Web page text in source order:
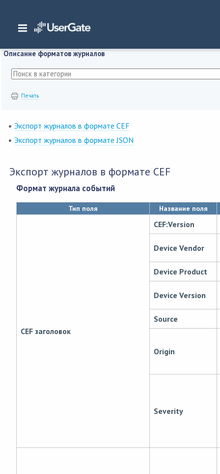
Главная/ Документация/SIEM/
Описание форматов журналов
Печать
Экспорт журналов в формате CEF
Экспорт журналов в формате JSON
Экспорт журналов в формате CEF
Формат журнала событий
Тип поля Название поля
CEF заголовок
CEF:Version
Device Vendor
Device Product
Device Version
Source
Origin
Severity